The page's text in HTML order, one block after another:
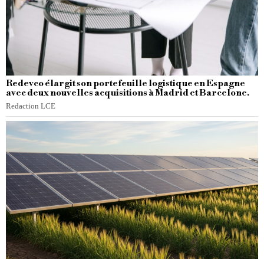
Redevco élargit son portefeuille logistique en Espagne
avec deux nouvelles acquisitions à Madrid et Barcelone.
Redaction LCE